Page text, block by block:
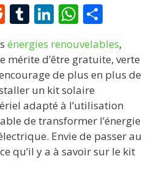
R
e
d
di
t
T
u
m
bl
r
Li
k
e
dI
n
W
at
s
A
p
p
ar
ta
g
énergies renouvelables,
mérite d’être gratuite, verte
de plus en plus de
un kit solaire
adapté à l’utilisation
de transformer l’énergie
Envie de passer au
qu’il y a à savoir sur le kit